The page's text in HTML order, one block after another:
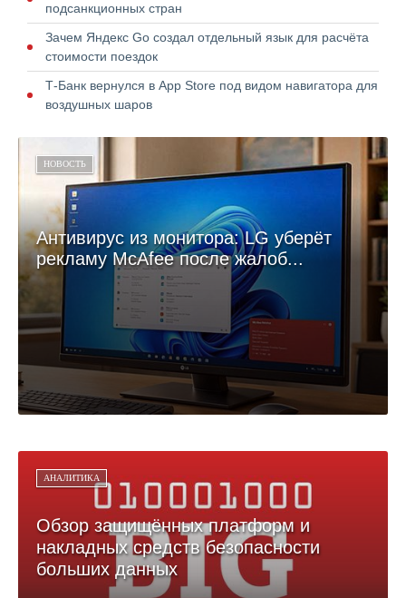
подсанкционных стран
Зачем Яндекс Go создал отдельный язык для расчёта
стоимости поездок
Т-Банк вернулся в App Store под видом навигатора для
воздушных шаров
НОВОСТЬ
Антивирус из монитора: LG уберёт
рекламу McAfee после жалоб...
АНАЛИТИКА
Обзор защищённых платформ и
накладных средств безопасности
больших данных